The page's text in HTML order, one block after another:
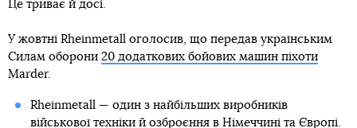
Це триває й досі.
У жовтні Rheinmetall оголосив, що передав українським
Силам оборони 20 додаткових бойових машин піхоти
Marder.
Rheinmetall — один з найбільших виробників
військової техніки й озброєння в Німеччині та Європі.